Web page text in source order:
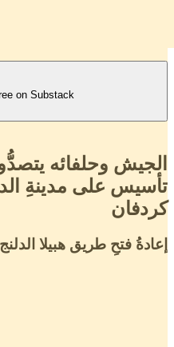
on Substack
الجيش وحلفائه
تأسيس على مدينةِ
كردفان
إعادةُ فتحِ طريق هبيلا